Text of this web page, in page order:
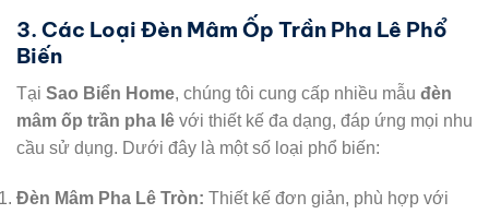
3. Các Loại Đèn Mâm Ốp Trần Pha Lê Phổ
Biến
Tại Sao Biển Home, chúng tôi cung cấp nhiều mẫu đèn
mâm ốp trần pha lê với thiết kế đa dạng, đáp ứng mọi nhu
cầu sử dụng. Dưới đây là một số loại phổ biến:
Đèn Mâm Pha Lê Tròn: Thiết kế đơn giản, phù hợp với